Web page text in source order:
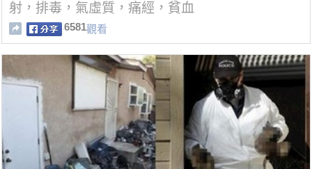
射，排毒，氣虛質，痛經，貧血
6581觀看